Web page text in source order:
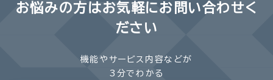
お悩みの方はお気軽にお問い合わせく
ださい
機能やサービス内容などが
3分でわかる